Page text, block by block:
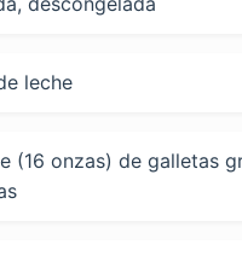
leche
(16 onzas) de galletas